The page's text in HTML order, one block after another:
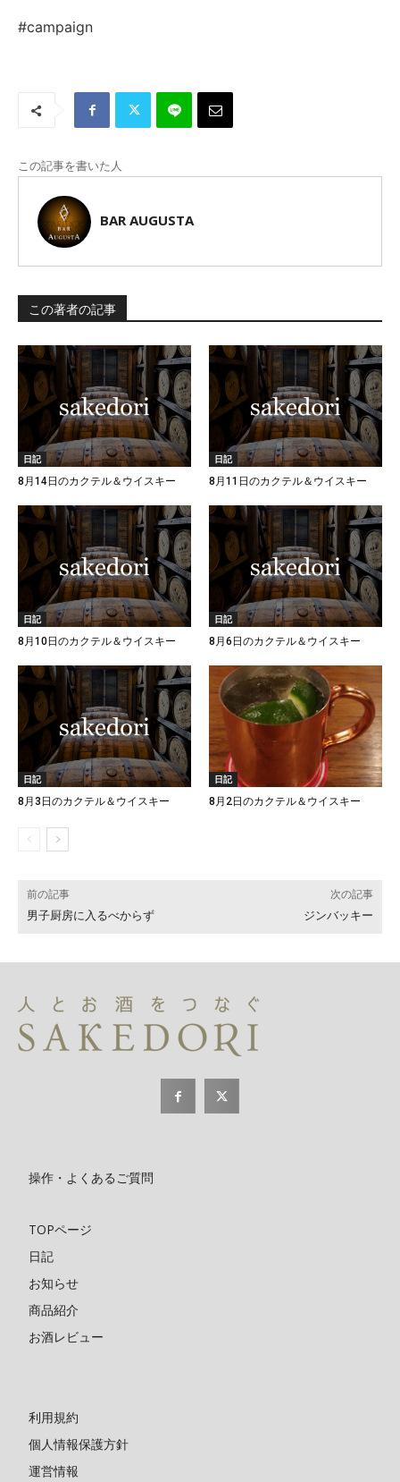
#campaign
この記事を書いた人
BAR AUGUSTA
この著者の記事
日記
8月14日のカクテル＆ウイスキー
日記
8月11日のカクテル＆ウイスキー
日記
8月10日のカクテル＆ウイスキー
日記
8月6日のカクテル＆ウイスキー
日記
8月3日のカクテル＆ウイスキー
日記
8月2日のカクテル＆ウイスキー
前の記事
男子厨房に入るべからず
次の記事
ジンバッキー
操作・よくあるご質問
TOPページ
日記
お知らせ
商品紹介
お酒レビュー
利用規約
個人情報保護方針
運営情報